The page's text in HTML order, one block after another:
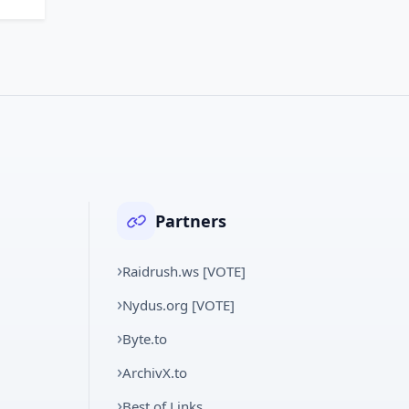
Partners
Raidrush.ws [VOTE]
Nydus.org [VOTE]
Byte.to
ArchivX.to